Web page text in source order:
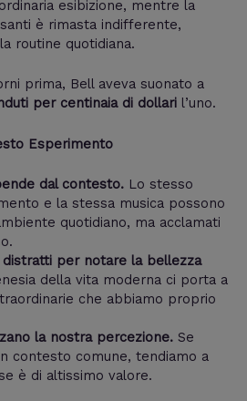
esibizione, mentre la
è rimasta indifferente,
routine quotidiana.
prima, Bell aveva suonato a
per centinaia di dollari l’uno.
Esperimento
dal contesto. Lo stesso
e la stessa musica possono
quotidiano, ma acclamati
per notare la bellezza
della vita moderna ci porta a
che abbiamo proprio
la nostra percezione. Se
contesto comune, tendiamo a
è di altissimo valore.